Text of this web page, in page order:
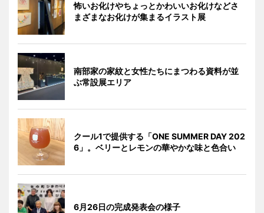
怖いお化けやちょっとかわいいお化けなどさ
まざまなお化けが集まるイラスト展
南部家の家紋と女性たちにまつわる資料が並
ぶ常設展エリア
クール1で提供する「ONE SUMMER DAY 202
6」。ベリーとレモンの華やかな味と色合い
6月26日の完成発表会の様子